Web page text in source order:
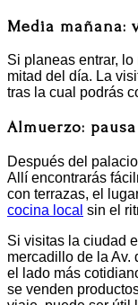
Media mañana:
Si planeas entrar,
mitad del día. La
tras la cual podrás
Almuerzo:
Después del
Allí encontrarás
con terrazas, el
cocina local sin el
Si visitas la ciudad
mercadillo de la Av.
el lado más
se venden